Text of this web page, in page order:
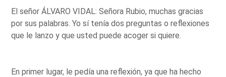
El señor ÁLVARO VIDAL: Señora Rubio, muchas gracias
por sus palabras. Yo sí tenía dos preguntas o reflexiones
que le lanzo y que usted puede acoger si quiere.
En primer lugar, le pedía una reflexión, ya que ha hecho